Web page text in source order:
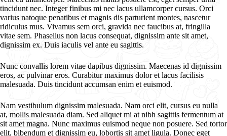
tincidunt nec. Integer finibus mi nec lacus ullamcorper cursus. Orci
varius natoque penatibus et magnis dis parturient montes, nascetur
ridiculus mus. Vivamus sem orci, gravida nec faucibus at, fringilla
vitae sem. Phasellus non lacus consequat, dignissim ante sit amet,
dignissim ex. Duis iaculis vel ante eu sagittis.
Nunc convallis lorem vitae dapibus dignissim. Maecenas id dignissim
eros, ac pulvinar eros. Curabitur maximus dolor et lacus facilisis
malesuada. Duis tincidunt accumsan enim et euismod.
Nam vestibulum dignissim malesuada. Nam orci elit, cursus eu nulla
at, mollis malesuada diam. Sed aliquet mi at nibh sagittis fermentum at
sit amet magna. Nunc maximus euismod neque non posuere. Sed tortor
elit, bibendum et dignissim eu, lobortis sit amet ligula. Donec eget